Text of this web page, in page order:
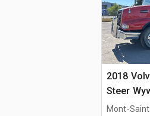
2018
Steer
Mont-